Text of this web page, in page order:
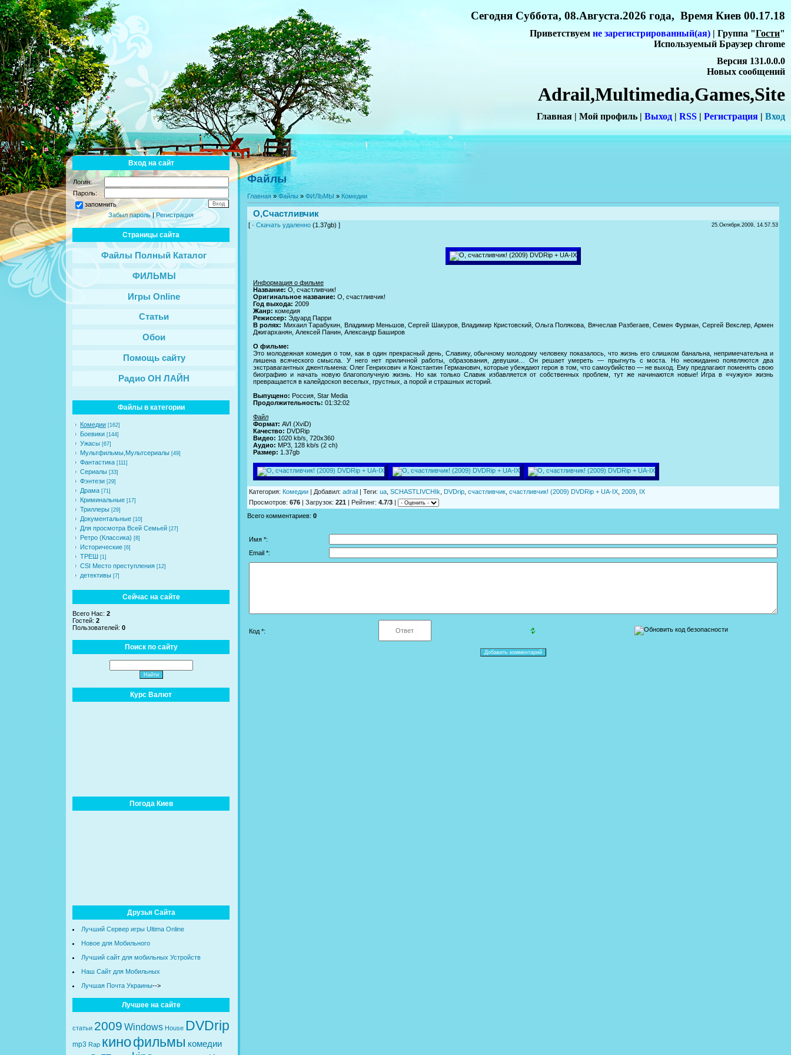
Сегодня Суббота, 08.Августа.2026 года, Время Киев 00.17.18
Приветствуем не зарегистрированный(ая) | Группа "Гости"
Используемый Браузер chrome
Версия 131.0.0.0
Новых сообщений
Adrail,Multimedia,Games,Site
Главная | Мой профиль | Выход | RSS | Регистрация | Вход
Вход на сайт
Логин:
Пароль:
запомнить
Забыл пароль|Регистрация
Страницы сайта
Файлы Полный Каталог
ФИЛЬМЫ
Игры Online
Статьи
Обои
Помощь сайту
Радио ОН ЛАЙН
Файлы в категории
Комедии [162]
Боевики [144]
Ужасы [67]
Мультфильмы,Мультсериалы [49]
Фантастика [111]
Сериалы [33]
Фэнтези [29]
Драма [71]
Криминальные [17]
Триллеры [29]
Документальные [10]
Для просмотра Всей Семьей [27]
Ретро (Классика) [8]
Исторические [6]
ТРЕШ [1]
CSI Место преступления [12]
детективы [7]
Сейчас на сайте
Всего Нас: 2
Гостей: 2
Пользователей: 0
Поиск по сайту
Курс Валют
Погода Киев
Друзья Сайта
Лучший Сервер игры Ultima Online
Новое для Мобильного
Лучший сайт для мобильных Устройств
Наш Сайт для Мобильных
Лучшая Почта Украины-->
Лучшее на сайте
статьи 2009 Windows House DVDrip
mp3 Rap кинофильмы комедии
Файлы
Главная»Файлы» ФИЛЬМЫ » Комедии
О,Счастливчик
[ · Скачать удаленно (1.37gb) ] 25.Октября.2009, 14.57.53
Информация о фильме
Название: О, счастливчик!
Оригинальное название: О, счастливчик!
Год выхода: 2009
Жанр: комедия
Режисcер: Эдуард Парри
В ролях: Михаил Тарабукин, Владимир Меньшов, Сергей Шакуров, Владимир Кристовский, Ольга Полякова, Вячеслав Разбегаев, Семен Фурман, Сергей Векслер, Армен
Джигарханян, Алексей Панин, Александр Баширов
О фильме:
Это молодежная комедия о том, как в один прекрасный день, Славику, обычному молодому человеку показалось, что жизнь его слишком банальна, непримечательна и
лишена всяческого смысла. У него нет приличной работы, образования, девушки… Он решает умереть — прыгнуть с моста. Но неожиданно появляются два
экстравагантных джентльмена: Олег Генрихович и Константин Германович, которые убеждают героя в том, что самоубийство — не выход. Ему предлагают поменять cвою
биографию и начать новую благополучную жизнь. Но как только Славик избавляется от собственных проблем, тут же начинаются новые! Игра в «чужую» жизнь
превращается в калейдоскоп веселых, грустных, а порой и страшных историй.
Выпущено: Россия, Star Media
Продолжительность: 01:32:02
Файл
Формат: AVI (XviD)
Качество: DVDRip
Видео: 1020 kb/s, 720x360
Аудио: MP3, 128 kb/s (2 ch)
Размер: 1.37gb
Категория: Комедии | Добавил: adrail | Теги: ua SCHASTLIVCHIk DVDrip счастливчик счастливчик! (2009) DVDRip + UA-IX 2009 IX
Просмотров: 676 | Загрузок: 221 | Рейтинг: 4.7/3 |
Всего комментариев: 0
Имя *:
Email *:
Код *: